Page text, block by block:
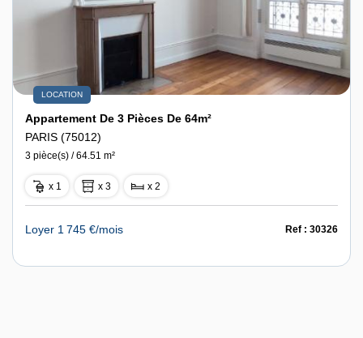
LOCATION
Appartement De 3 Pièces De 64m²
PARIS (75012)
3 pièce(s) / 64.51 m²
x 1 x 3 x 2
Loyer 1 745 €/mois Ref : 30326